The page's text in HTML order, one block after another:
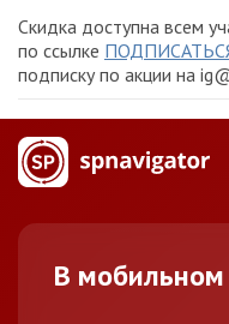
Скидка доступна всем
по ссылке
подписку по акции на
В